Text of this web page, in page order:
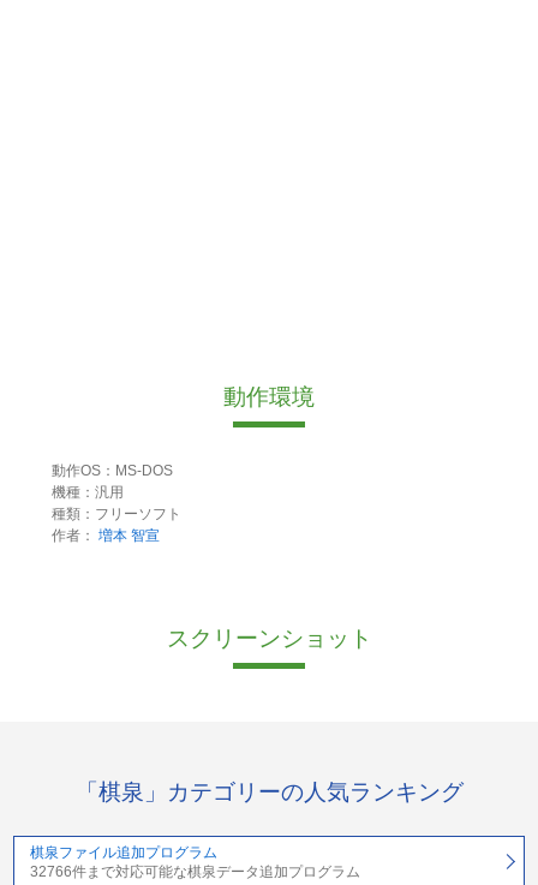
動作環境
動作OS：MS-DOS
機種：汎用
種類：フリーソフト
作者： 増本 智宣
スクリーンショット
「棋泉」カテゴリーの人気ランキング
棋泉ファイル追加プログラム
32766件まで対応可能な棋泉データ追加プログラム